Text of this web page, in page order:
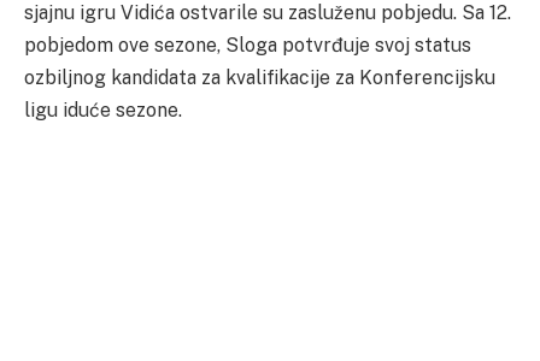
sjajnu igru Vidića ostvarile su zasluženu pobjedu. Sa 12.
pobjedom ove sezone, Sloga potvrđuje svoj status
ozbiljnog kandidata za kvalifikacije za Konferencijsku
ligu iduće sezone.